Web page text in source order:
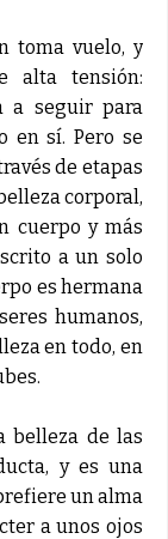
toma vuelo, y
alta tensión:
a seguir para
en sí. Pero se
de etapas
corporal,
cuerpo y más
a un solo
es hermana
humanos,
en todo, en
belleza de las
y es una
un alma
a unos ojos